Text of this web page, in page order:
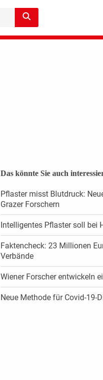
Das könnte Sie auch
Pflaster misst Blutdruck:
Grazer Forschern
Intelligentes Pflaster soll bei
Faktencheck: 23 Millionen
Verbände
Wiener Forscher entwickeln
Neue Methode für Covid-19-